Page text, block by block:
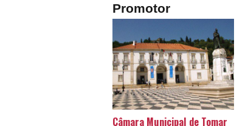
Promotor
Câmara Municipal de Tomar